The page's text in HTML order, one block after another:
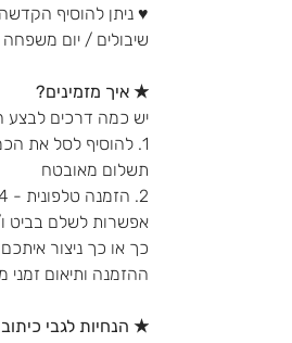
♥ ניתן להוסיף
שיבולים / יום
★ איך מזמינים?
יש כמה דרכים לבצע
1. להוסיף לסל את
תשלום מאובטח
אפשרות לשלם בביט
כך או כך ניצור
ההזמנה ותיאום זמני
★ הנחיות לגבי